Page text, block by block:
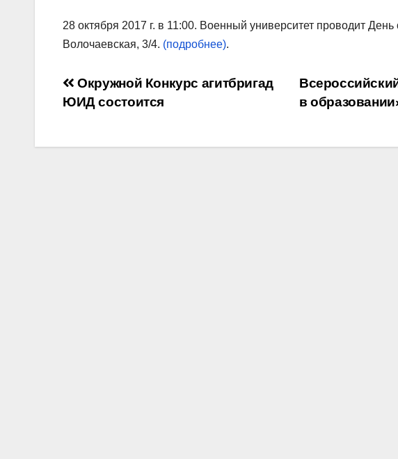
28 октября 2017 г. в 11:00. Военный университет проводит
Волочаевская, 3/4. (подробнее).
Навигация
по
записям
в
Окружной Конкурс агитбригад
ЮИД состоится